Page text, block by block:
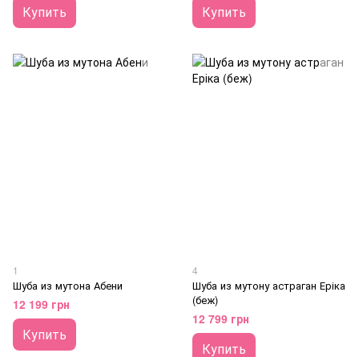
Купить Купить
1
Шуба из мутона Абени
12 199 грн
Купить
4
Шуба из мутону астраган Еріка
(беж)
12 799 грн
Купить